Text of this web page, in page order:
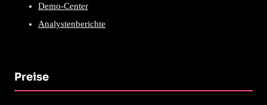
Demo-Center
Analystenberichte
Preise